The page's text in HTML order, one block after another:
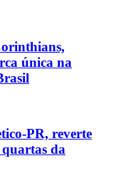
única na
PR, reverte
da